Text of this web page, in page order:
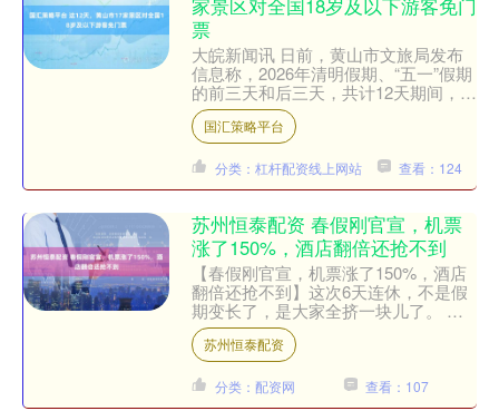
家景区对全国18岁及以下游客免门
票
大皖新闻讯 日前，黄山市文旅局发布
信息称，2026年清明假期、“五一”假期
的前三天和后三天，共计12天期间，该
市17家景区对全国18周岁及以下年龄
的游客免门票（....
国汇策略平台
分类：杠杆配资线上网站 查看：124
苏州恒泰配资 春假刚官宣，机票
涨了150%，酒店翻倍还抢不到
【春假刚官宣，机票涨了150%，酒店
翻倍还抢不到】这次6天连休，不是假
期变长了，是大家全挤一块儿了。 明
明想错峰，结果错着错着，又错成同一
峰。 这几天刷手机，光....
苏州恒泰配资
分类：配资网 查看：107